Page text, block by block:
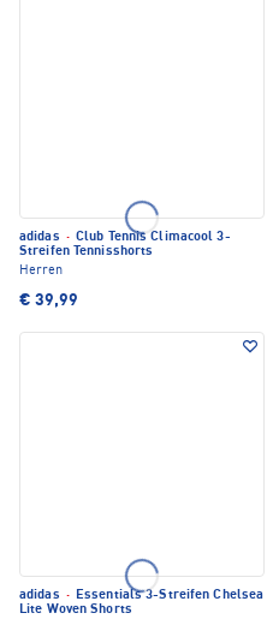
adidas · Club Tennis Climacool 3-
Streifen Tennisshorts
Herren
€ 39,99
adidas · Essentials 3-Streifen Chelsea
Lite Woven Shorts